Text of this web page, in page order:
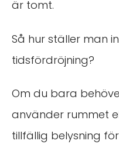
är tomt.
Så hur ställer man
tidsfördröjning?
Om du bara
använder rummet
tillfällig belysning